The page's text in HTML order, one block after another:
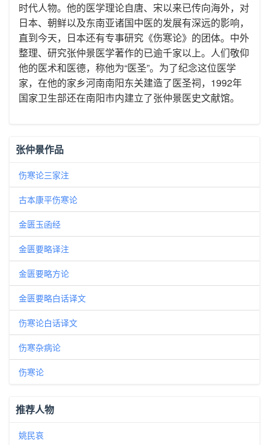
时代人物。他的医学理论自唐、宋以来已传向海外，对
日本、朝鲜以及东南亚诸国中医的发展有深远的影响，
直到今天，日本还有专事研究《伤寒论》的团体。中外
整理、研究张仲景医学著作的已逾千家以上。人们敬仰
他的医术和医德，称他为“医圣”。为了纪念这位医学
家，在他的家乡河南南阳东关建造了医圣祠，1992年
国家卫生部还在南阳市内建立了张仲景医史文献馆。
张仲景作品
伤寒论三家注
古本康平伤寒论
金匮玉函经
金匮要略译注
金匮要略方论
金匮要略白话译文
伤寒论白话译文
伤寒杂病论
伤寒论
推荐人物
姚民哀